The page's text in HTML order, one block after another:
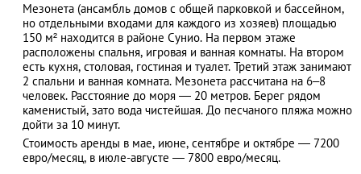
Мезонета (ансамбль домов с общей парковкой и бассейном,
но отдельными входами для каждого из хозяев) площадью
150 м² находится в районе Сунио. На первом этаже
расположены спальня, игровая и ванная комнаты. На втором
есть кухня, столовая, гостиная и туалет. Третий этаж занимают
2 спальни и ванная комната. Мезонета рассчитана на 6–8
человек. Расстояние до моря ― 20 метров. Берег рядом
каменистый, зато вода чистейшая. До песчаного пляжа можно
дойти за 10 минут.
Стоимость аренды в мае, июне, сентябре и октябре ― 7200
евро/месяц, в июле-августе ― 7800 евро/месяц.